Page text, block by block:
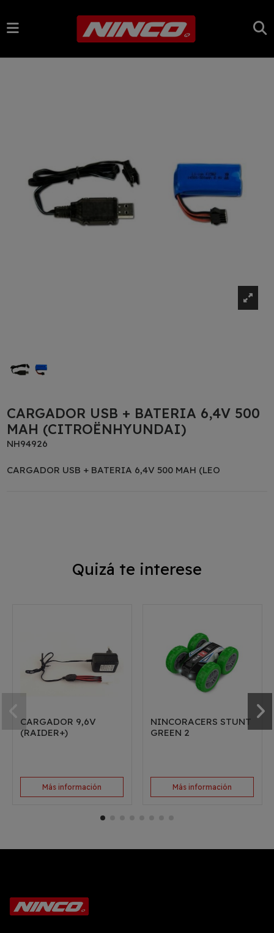
CARGADOR USB + BATERIA 6,4V 500
MAH (CITROËNHYUNDAI)
NH94926
CARGADOR USB + BATERIA 6,4V 500 MAH (LEO
Quizá te interese
CARGADOR 9,6V
(RAIDER+)
Más información
NINCORACERS STUNT
GREEN 2
Más información